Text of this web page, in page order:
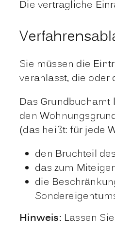
Die vertragliche
Sie müssen die
veranlasst, die
Das
den
(das heißt: für jede
den Bruchteil
das zum
die
Hinweis: Lassen